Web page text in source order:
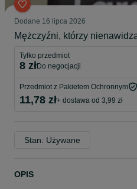
Dodane 16 lipca 2026
Mężczyźni, którzy
Tylko przedmiot
8 zł do negocjacji
Przedmiot z Pakietem Ochronnym
11,78 zł+ dostawa od 3,99 zł
Stan: Używane
OPIS